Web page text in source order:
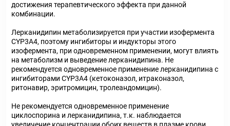
достижения терапевтического эффекта при данной
комбинации.
Лерканидипин метаболизируется при участии изофермента
CYP3A4, поэтому ингибиторы и индукторы этого
изофермента, при одновременном применении, могут влиять
на метаболизм и выведение лерканидипина. Не
рекомендуется одновременное применение лерканидипина с
ингибиторами CYP3A4 (кетоконазол, итраконазол,
ритонавир, эритромицин, тролеандомицин).
Не рекомендуется одновременное применение
циклоспорина и лерканидипина, т.к. наблюдается